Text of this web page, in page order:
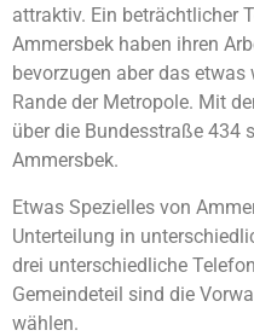
attraktiv. Ein beträchtlicher
Ammersbek haben ihren
bevorzugen aber das
Rande der Metropole. Mit
über die Bundesstraße 434
Ammersbek.
Etwas Spezielles von
Unterteilung in
drei unterschiedliche
Gemeindeteil sind die
wählen.